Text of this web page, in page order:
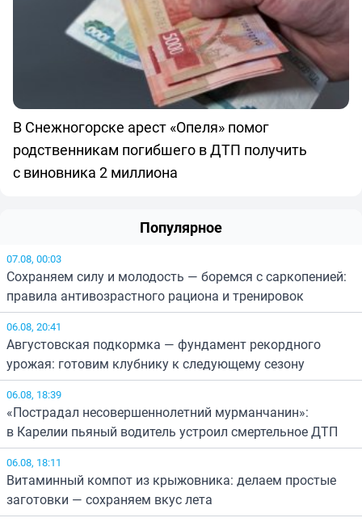
В Снежногорске арест «Опеля» помог
родственникам погибшего в ДТП получить
с виновника 2 миллиона
Популярное
07.08, 00:03
Сохраняем силу и молодость — боремся с саркопенией:
правила антивозрастного рациона и тренировок
06.08, 20:41
Августовская подкормка — фундамент рекордного
урожая: готовим клубнику к следующему сезону
06.08, 18:39
«Пострадал несовершеннолетний мурманчанин»:
в Карелии пьяный водитель устроил смертельное ДТП
06.08, 18:11
Витаминный компот из крыжовника: делаем простые
заготовки — сохраняем вкус лета